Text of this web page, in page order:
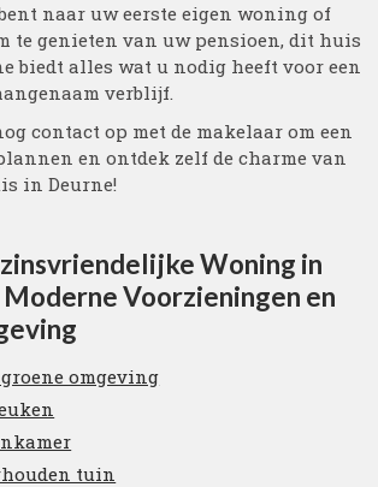
naar uw eerste eigen woning of
te genieten van uw pensioen, dit huis
biedt alles wat u nodig heeft voor een
verblijf.
contact op met de makelaar om een
en ontdek zelf de charme van
in Deurne!
Woning in
Voorzieningen en
omgeving
tuin